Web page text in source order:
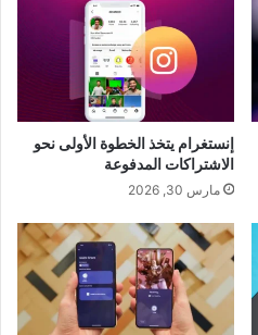
إنستغرام يتخذ الخطوة الأولى نحو
الاشتراكات المدفوعة
مارس 30, 2026